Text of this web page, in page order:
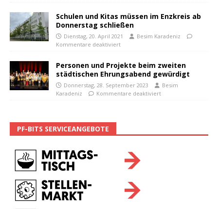
Schulen und Kitas müssen im Enzkreis ab
Donnerstag schließen
Dienstag, 20. April 2021
Besim Karadeniz
Kommentare deaktiviert
Personen und Projekte beim zweiten
städtischen Ehrungsabend gewürdigt
Donnerstag, 28. September 2023
Besim
Karadeniz
Kommentare deaktiviert
PF-BITS SERVICEANGEBOTE